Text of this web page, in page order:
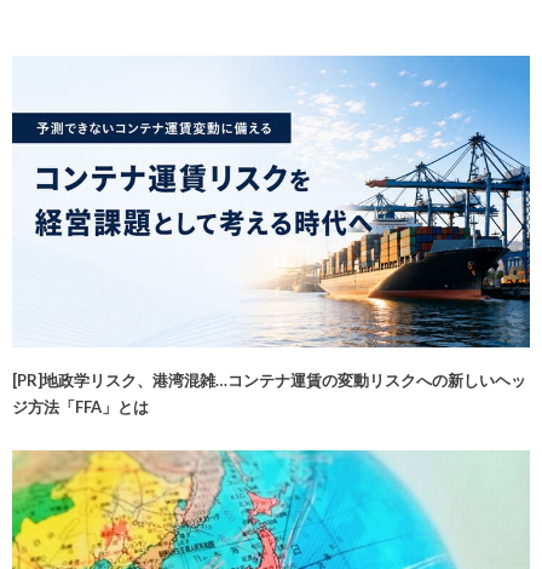
[PR]地政学リスク、港湾混雑…コンテナ運賃の変動リスクへの新しいヘッ
ジ方法「FFA」とは